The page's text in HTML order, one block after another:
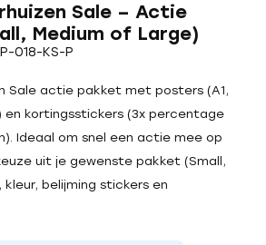
Sale – Actie
Medium of Large)
018-KS-P
Sale actie pakket met posters (A1,
en kortingsstickers (3x percentage
Ideaal om snel een actie mee op
uit je gewenste pakket (Small,
kleur, belijming stickers en